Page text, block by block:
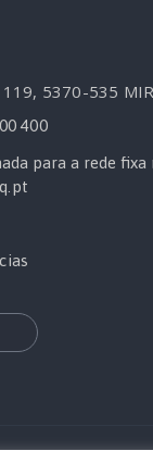
119, 5370-535
400
para a rede fixa